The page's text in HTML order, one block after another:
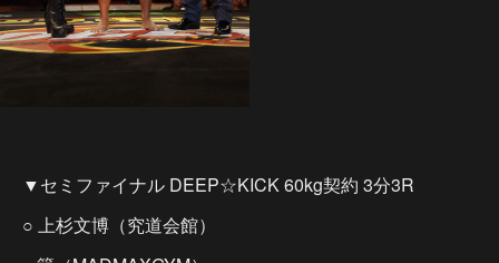
▼セミファイナル DEEP☆KICK 60kg契約 3分3R
○ 上杉文博（究道会館）